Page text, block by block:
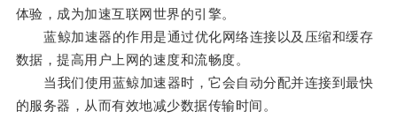
体验，成为加速互联网世界的引擎。
蓝鲸加速器的作用是通过优化网络连接以及压缩和缓存
数据，提高用户上网的速度和流畅度。
当我们使用蓝鲸加速器时，它会自动分配并连接到最快
的服务器，从而有效地减少数据传输时间。